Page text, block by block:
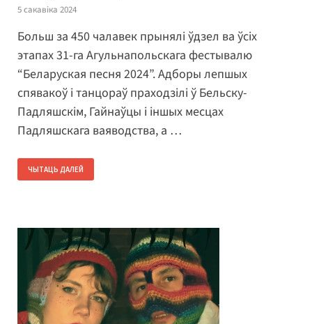
5 сакавіка 2024
Больш за 450 чалавек прынялі ўдзел ва ўсіх
этапах 31-га Агульнапольскага фестывалю
“Беларуская песня 2024”. Адборы лепшых
спявакоў і танцораў праходзілі ў Бельску-
Падляшскім, Гайнаўцы і іншых месцах
Падляшскага ваяводства, а …
ЧЫТАЦЬ ДАЛЕЙ